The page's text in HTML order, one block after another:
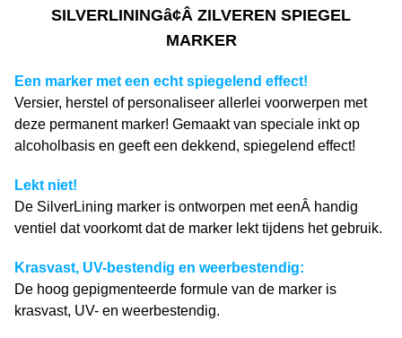
SILVERLININGâ¢Â ZILVEREN SPIEGEL
MARKER
Een marker met een echt spiegelend effect!
Versier, herstel of personaliseer allerlei voorwerpen met
deze permanent marker! Gemaakt van speciale inkt op
alcoholbasis en geeft een dekkend, spiegelend effect!
Lekt niet!
De SilverLining marker is ontworpen met eenÂ handig
ventiel dat voorkomt dat de marker lekt tijdens het gebruik.
Krasvast, UV-bestendig en weerbestendig:
De hoog gepigmenteerde formule van de marker is
krasvast, UV- en weerbestendig.